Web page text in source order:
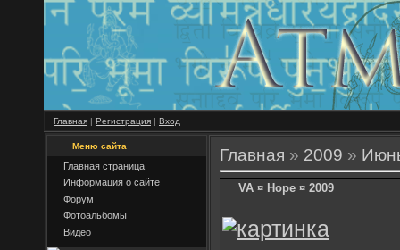
Главная | Регистрация | Вход
Меню сайта
Главная страница
Информация о сайте
Форум
Фотоальбомы
Видео
Главная » 2009 »
VA ¤ Hope ¤ 2009